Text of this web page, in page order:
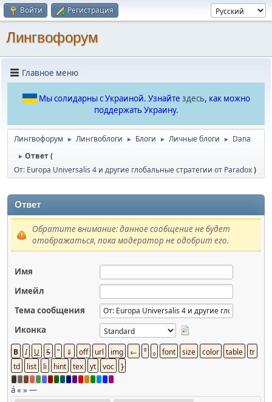
Войти Регистрация
Лингвофорум
Главное меню
Мы солидарны с Украиной. Узнайте здесь, как можно
поддержать Украину.
Лингвофорум ► Лингвоблоги ► Блоги ► Личные блоги ► Dana
► Ответ (
От: Europa Universalis 4 и другие глобальные стратегии от Paradox)
Ответ
Обратите внимание: данное сообщение не будет
отображаться, пока модератор не одобрит его.
Имя
Имейл
Тема сообщения
Иконка
á« »—